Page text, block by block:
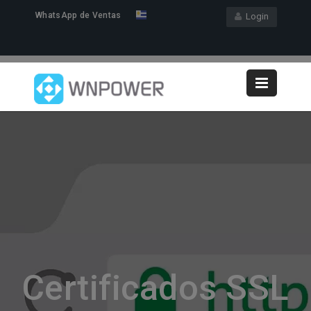
Login
WhatsApp de Ventas
Certificados SSL